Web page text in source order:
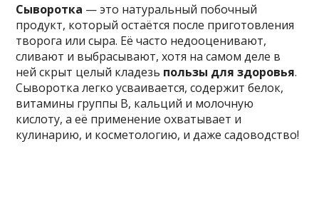
Сыворотка — это натуральный побочный
продукт, который остаётся после приготовления
творога или сыра. Её часто недооценивают,
сливают и выбрасывают, хотя на самом деле в
ней скрыт целый кладезь пользы для здоровья.
Сыворотка легко усваивается, содержит белок,
витамины группы B, кальций и молочную
кислоту, а её применение охватывает и
кулинарию, и косметологию, и даже садоводство!